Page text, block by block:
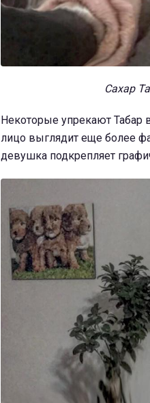
Сахар
Некоторые упрекают Табар
лицо выглядит еще более
девушка подкрепляет